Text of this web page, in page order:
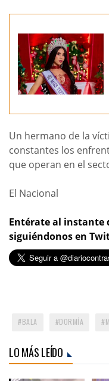
Un hermano de la
constantes los
que operan en el
El Nacional
Entérate al instante
siguiéndonos en
BALA DORMÍA
LO MÁS LEÍDO